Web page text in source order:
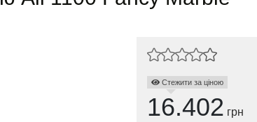
Стежити за ціною
16.402 грн